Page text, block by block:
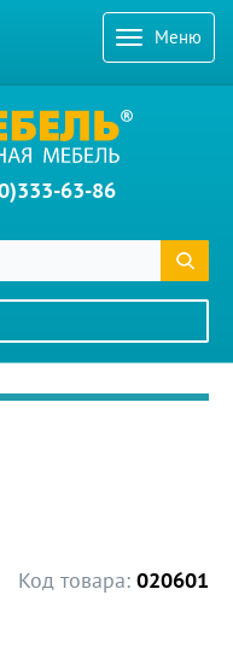
Меню
63-86
Код товара: 020601